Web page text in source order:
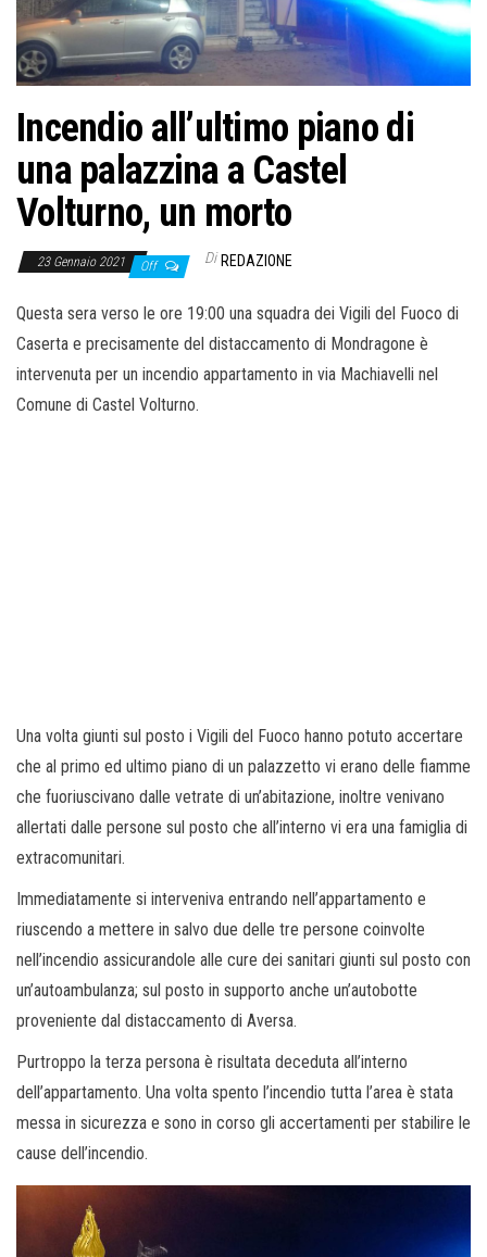
n
e
Incendio all’ultimo piano di
una palazzina a Castel
Volturno, un morto
23 Gennaio 2021 Off Di REDAZIONE
Questa sera verso le ore 19:00 una squadra dei Vigili del Fuoco di
Caserta e precisamente del distaccamento di Mondragone è
intervenuta per un incendio appartamento in via Machiavelli nel
Comune di Castel Volturno.
Una volta giunti sul posto i Vigili del Fuoco hanno potuto accertare
che al primo ed ultimo piano di un palazzetto vi erano delle fiamme
che fuoriuscivano dalle vetrate di un’abitazione, inoltre venivano
allertati dalle persone sul posto che all’interno vi era una famiglia di
extracomunitari.
Immediatamente si interveniva entrando nell’appartamento e
riuscendo a mettere in salvo due delle tre persone coinvolte
nell’incendio assicurandole alle cure dei sanitari giunti sul posto con
un’autoambulanza; sul posto in supporto anche un’autobotte
proveniente dal distaccamento di Aversa.
Purtroppo la terza persona è risultata deceduta all’interno
dell’appartamento. Una volta spento l’incendio tutta l’area è stata
messa in sicurezza e sono in corso gli accertamenti per stabilire le
cause dell’incendio.